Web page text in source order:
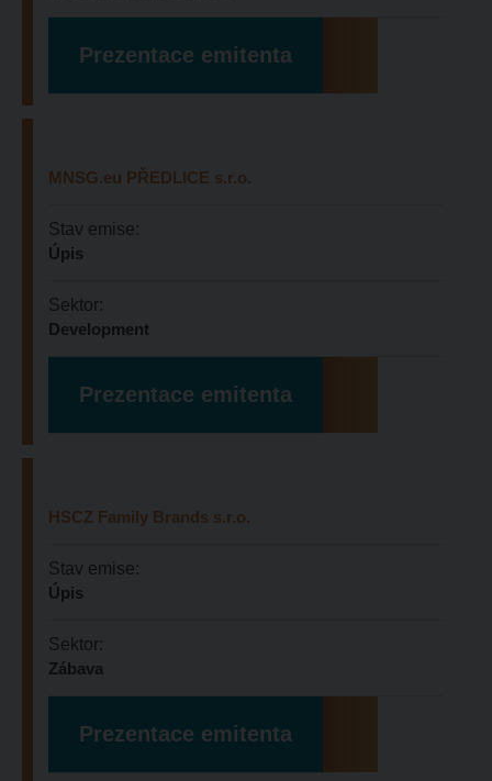
Prezentace emitenta
MNSG.eu PŘEDLICE s.r.o.
Stav emise:
Úpis
Sektor:
Development
Prezentace emitenta
HSCZ Family Brands s.r.o.
Stav emise:
Úpis
Sektor:
Zábava
Prezentace emitenta